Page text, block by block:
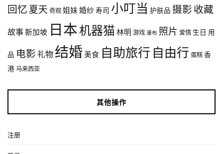
回忆 夏天 奇观 姐妹婚纱 寿司 小叮当 护肤品 摄影 收藏
故事新加坡 日本机器猫 林明 游戏 瀑布 照片 爱情 生日 用
品 电影 礼物 结婚美食 自助旅行 自由行 蛋糕 香
港 马来西亚
其他操作
注册